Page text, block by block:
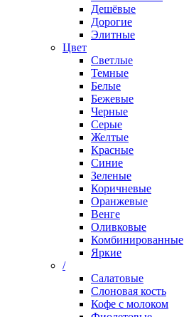
Дешёвые
Дорогие
Элитные
Цвет
Светлые
Темные
Белые
Бежевые
Черные
Серые
Желтые
Красные
Синие
Зеленые
Коричневые
Оранжевые
Венге
Оливковые
Комбинированные
Яркие
/
Салатовые
Слоновая кость
Кофе с молоком